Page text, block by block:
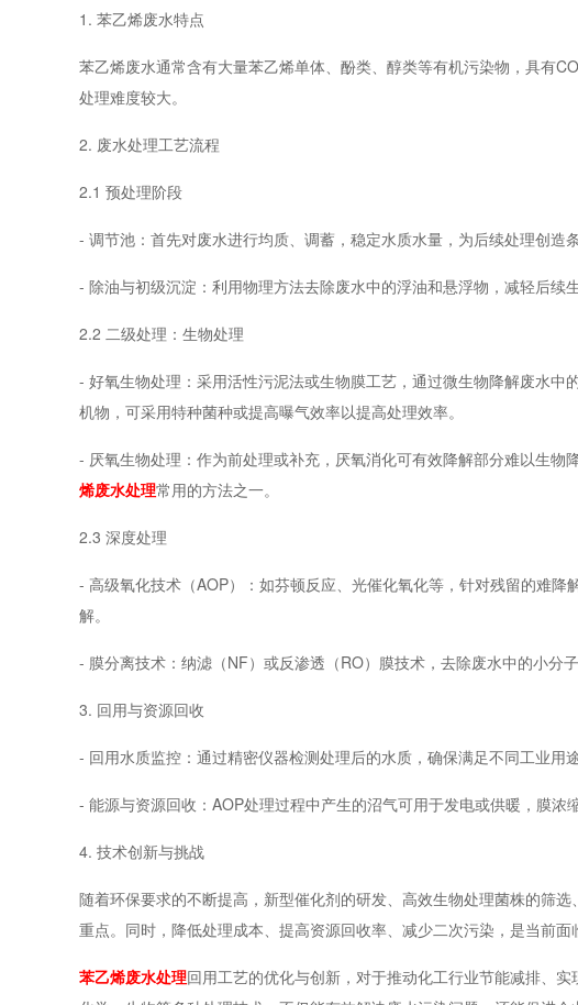
1. 苯乙烯废水特点
苯乙烯废水通常含有大量苯乙烯单体、酚类、醇类等有机污染物，具有
处理难度较大。
2. 废水处理工艺流程
2.1 预处理阶段
- 调节池：首先对废水进行均质、调蓄，稳定水质水量，为后续处理创造条
- 除油与初级沉淀：利用物理方法去除废水中的浮油和悬浮物，减轻后续生
2.2 二级处理：生物处理
- 好氧生物处理：采用活性污泥法或生物膜工艺，通过微生物降解废水
机物，可采用特种菌种或提高曝气效率以提高处理效率。
- 厌氧生物处理：作为前处理或补充，厌氧消化可有效降解部分难以生物
烯废水处理常用的方法之一。
2.3 深度处理
- 高级氧化技术（AOP）：如芬顿反应、光催化氧化等，针对残留的难
解。
- 膜分离技术：纳滤（NF）或反渗透（RO）膜技术，去除废水中的小分
3. 回用与资源回收
- 回用水质监控：通过精密仪器检测处理后的水质，确保满足不同工业用
- 能源与资源回收：AOP处理过程中产生的沼气可用于发电或供暖，膜浓
4. 技术创新与挑战
随着环保要求的不断提高，新型催化剂的研发、高效生物处理菌株的筛
重点。同时，降低处理成本、提高资源回收率、减少二次污染，是当前面
苯乙烯废水处理回用工艺的优化与创新，对于推动化工行业节能减排、